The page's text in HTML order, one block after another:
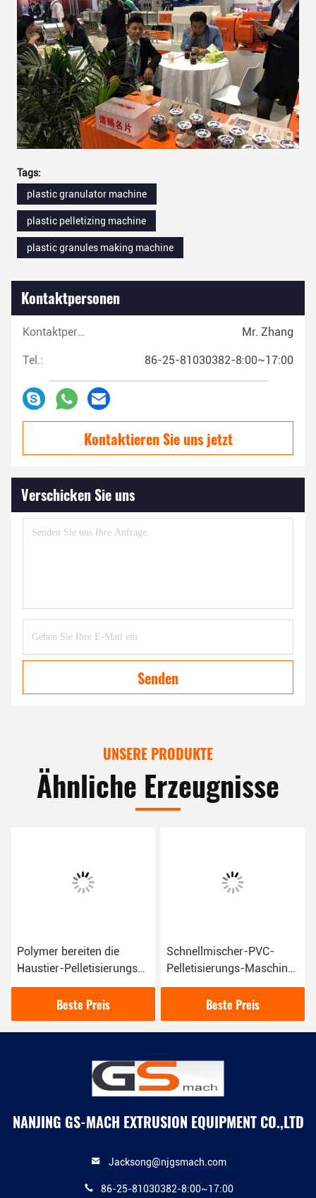
Tags:
plastic granulator machine
plastic pelletizing machine
plastic granules making machine
Kontaktpersonen
Kontaktpersonen: Mr. Zhang
Tel.: 86-25-81030382-8:00~17:00
Kontaktieren Sie uns jetzt
Verschicken Sie uns
Senden
UNSERE PRODUKTE
Ähnliche Erzeugnisse
Polymer bereiten die
Haustier-Pelletisierungs-
Maschine auf und bereiten
Plastikgranulierer-
Maschine auf
Beste Preis
Schnellmischer-PVC-
Pelletisierungs-Maschine
mit Kapazität 500 - 600
Kilogramm/Stunde
Beste Preis
NANJING GS-MACH EXTRUSION EQUIPMENT CO.,LTD
Jacksong@njgsmach.com
86-25-81030382-8:00~17:00